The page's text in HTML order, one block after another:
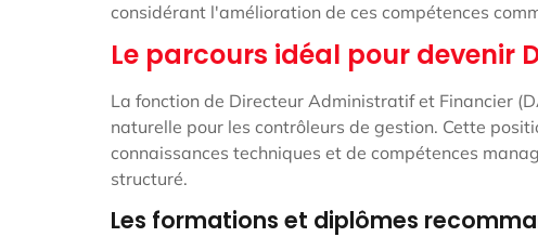
considérant l'amélioration de ces compétences
Le parcours idéal pour devenir
La fonction de Directeur Administratif et Financier
naturelle pour les contrôleurs de gestion. Cette
connaissances techniques et de compétences
structuré.
Les formations et diplômes